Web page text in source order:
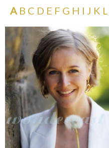
A B C D E F G H I J K L